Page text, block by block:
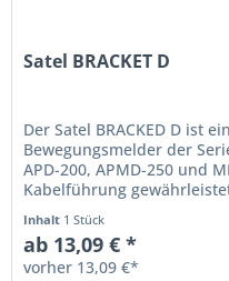
Satel BRACKET D
Der Satel BRACKED D ist
Bewegungsmelder der
APD-200, APMD-250 und
Kabelführung
Inhalt 1 Stück
ab 13,09 € *
vorher 13,09 €*